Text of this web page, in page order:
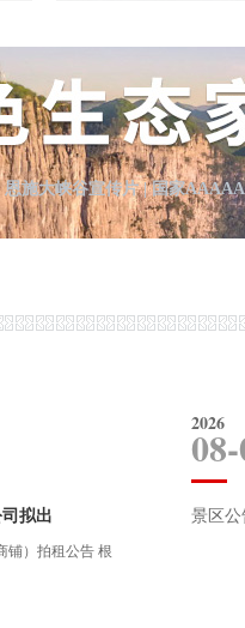
的
石筒长
未发明纸张以前汉人记录
家族则把文字刻存在平整
简，面前的层层叠
小楼门峰
小楼门峰
褶束(Ⅲ级)，
五彩黄龙
高60余米，顺一似教堂大
清澈且在太阳下
恩施大峡谷宣传片 | 国家
拟出
铺）拍租公告 根
2026
景区